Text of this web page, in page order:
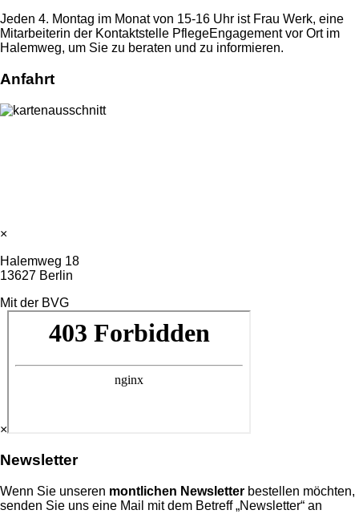
Jeden 4. Montag im Monat von 15-16 Uhr ist Frau Werk, eine
Mitarbeiterin der Kontaktstelle PflegeEngagement vor Ort im
Halemweg, um Sie zu beraten und zu informieren.
Anfahrt
×
Halemweg 18
13627 Berlin
Mit der BVG
×
Newsletter
Wenn Sie unseren montlichen Newsletter bestellen möchten,
senden Sie uns eine Mail mit dem Betreff „Newsletter“ an